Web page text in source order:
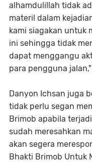
alhamdulillah tidak
materil dalam
kami siagakan untuk
ini sehingga tidak
dapat menggangu
para pengguna
Danyon Ichsan juga
tidak perlu segan
Brimob apabila
sudah meresahkan
akan segera
Bhakti Brimob Untuk